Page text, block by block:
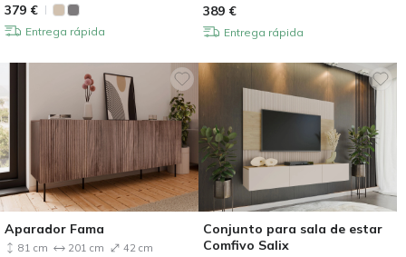
379 €
Entrega rápida
389 €
Entrega rápida
Aparador Fama
81 cm 201 cm 42 cm
Conjunto para sala de estar
Comfivo Salix